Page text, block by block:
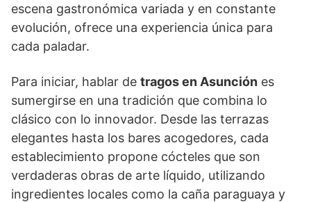
escena gastronómica variada y en constante
evolución, ofrece una experiencia única para
cada paladar.
Para iniciar, hablar de tragos en Asunción es
sumergirse en una tradición que combina lo
clásico con lo innovador. Desde las terrazas
elegantes hasta los bares acogedores, cada
establecimiento propone cócteles que son
verdaderas obras de arte líquido, utilizando
ingredientes locales como la caña paraguaya y